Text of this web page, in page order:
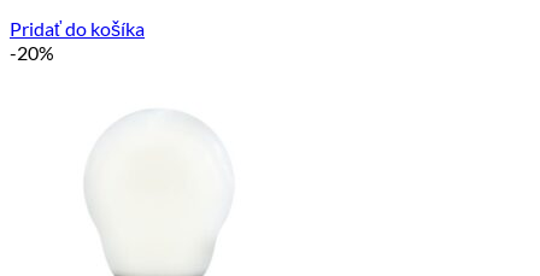
Pridať do košíka
-20%